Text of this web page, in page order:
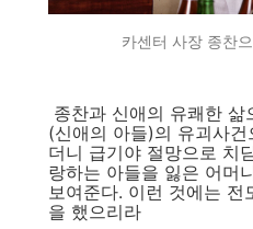
카센터 사장 종찬
종찬과 신애의 유쾌한
(신애의 아들)의 유괴사
더니 급기야 절망으로 치
랑하는 아들을 잃은 어머
보여준다. 이런 것에는 전
을 했으리라